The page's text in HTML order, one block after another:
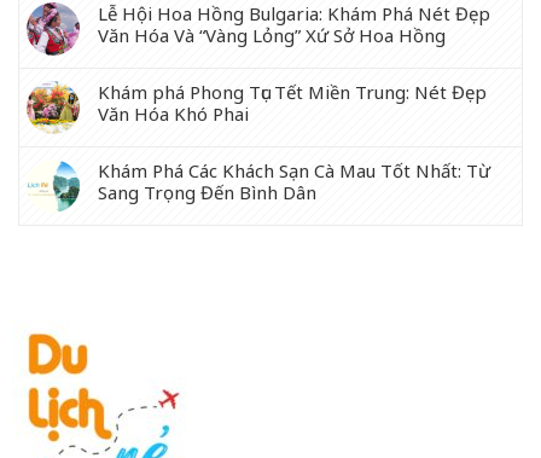
Lễ Hội Hoa Hồng Bulgaria: Khám Phá Nét Đẹp
Văn Hóa Và “Vàng Lỏng” Xứ Sở Hoa Hồng
Khám phá Phong Tục Tết Miền Trung: Nét Đẹp
Văn Hóa Khó Phai
Khám Phá Các Khách Sạn Cà Mau Tốt Nhất: Từ
Sang Trọng Đến Bình Dân